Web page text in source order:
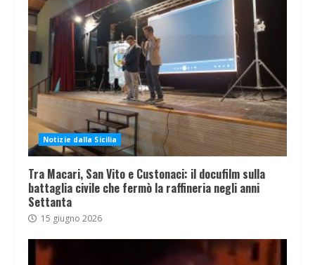
Notizie dalla Sicilia
Tra Macari, San Vito e Custonaci: il docufilm sulla
battaglia civile che fermò la raffineria negli anni
Settanta
15 giugno 2026